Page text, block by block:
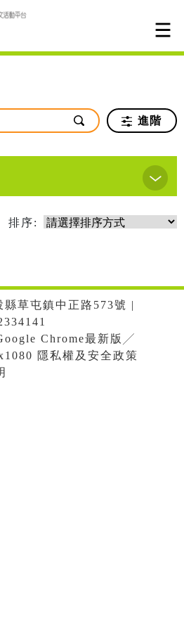
進階
排序:
縣草屯鎮中正路573號 |
Chrome最新版╱
隱私權及安全政策